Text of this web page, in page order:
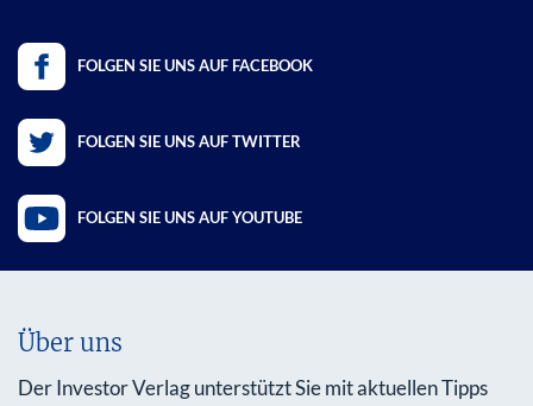
FOLGEN SIE UNS AUF FACEBOOK
FOLGEN SIE UNS AUF TWITTER
FOLGEN SIE UNS AUF YOUTUBE
Über uns
Der Investor Verlag unterstützt Sie mit aktuellen Tipps